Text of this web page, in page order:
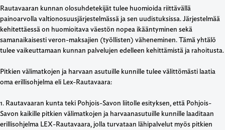
Rautavaaran kunnan olosuhdetekijät tulee huomioida riittävällä
painoarvolla valtionosuusjärjestelmässä ja sen uudistuksissa. Järjestelmää
kehitettäessä on huomioitava väestön nopea ikääntyminen sekä
samanaikaisesti veron-maksajien (työllisten) väheneminen. Tämä yhtälö
tulee vaikeuttamaan kunnan palvelujen edelleen kehittämistä ja rahoitusta.
Pitkien välimatkojen ja harvaan asutuille kunnille tulee välittömästi laatia
oma erillisohjelma eli Lex-Rautavaara:
1. Rautavaaran kunta teki Pohjois-Savon liitolle esityksen, että Pohjois-
Savon kaikille pitkien välimatkojen ja harvaanasutuille kunnille laaditaan
erillisohjelma LEX-Rautavaara, jolla turvataan lähipalvelut myös pitkien